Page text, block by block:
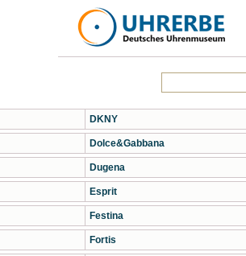
DKNY
Dolce&Gabbana
Dugena
Esprit
Festina
Fortis